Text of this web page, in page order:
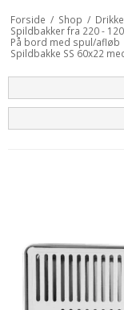
Forside / Shop /
Spildbakker fra 220 -
På bord med spul/afløb
Spildbakke SS 60x22